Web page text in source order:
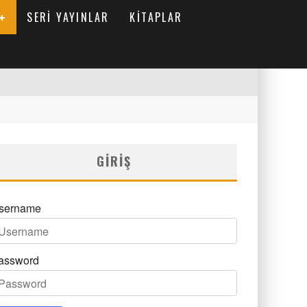
SERI YAYINLAR KITAPLAR
GIRIŞ